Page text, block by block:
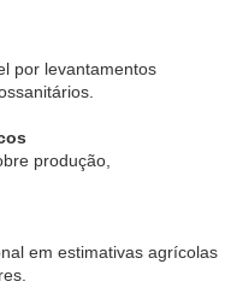
por levantamentos
produção,
em estimativas agrícolas